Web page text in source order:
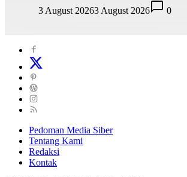
3 August 20263 August 2026 0
Pedoman Media Siber
Tentang Kami
Redaksi
Kontak